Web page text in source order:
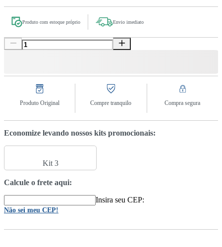
Produto com estoque próprio Envio imediato
Produto Original Compre tranquilo Compra segura
Economize levando nossos kits promocionais:
Kit 3
Calcule o frete aqui:
Insira seu CEP:
Não sei meu CEP!